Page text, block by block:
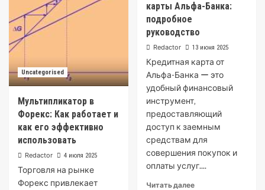
Uncategorised
Мультипликатор в
Форекс: Как работает и
как его эффективно
использовать
Redactor 4 июля 2025
Торговля на рынке
Форекс привлекает
карты Альфа-Банка:
подробное
руководство
Redactor 13 июня 2025
Кредитная карта от
Альфа-Банка ー это
удобный финансовый
инструмент‚
предоставляющий
доступ к заемным
средствам для
совершения покупок и
оплаты услуг....
Читать далее